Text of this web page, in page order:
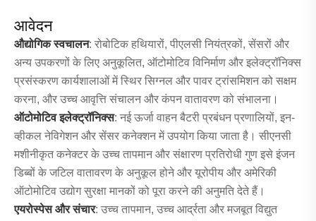
आवेदन
औद्योगिक स्वचालन: रोबोटिक हथियारों, पीएलसी नियंत्रकों, सेंसरों और
अन्य उपकरणों के लिए अनुकूलित, ऑटोमोटिव विनिर्माण और इलेक्ट्रॉनिक्स
प्रसंस्करण कार्यशालाओं में स्थिर सिग्नल और पावर ट्रांसमिशन को सक्षम
करना, और उच्च आवृत्ति संचालन और कंपन वातावरण को संभालना।
ऑटोमोटिव इलेक्ट्रॉनिक्स: नई ऊर्जा वाहन बैटरी प्रबंधन प्रणालियों, इन-
व्हीकल नेविगेशन और सेंसर कनेक्शन में उपयोग किया जाता है। सीएनसी
मशीनीकृत कनेक्टर के उच्च तापमान और संक्षारण प्रतिरोधी गुण इसे इंजन
डिब्बों के जटिल वातावरण के अनुकूल होने और यूरोपीय और अमेरिकी
ऑटोमोटिव उद्योग सुरक्षा मानकों को पूरा करने की अनुमति देते हैं।
एयरोस्पेस और संचार: उच्च तापमान, उच्च आर्द्रता और मजबूत विद्युत